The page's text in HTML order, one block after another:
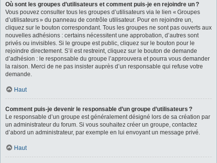
Où sont les groupes d’utilisateurs et comment puis-je en rejoindre un ?
Vous pouvez consulter tous les groupes d’utilisateurs via le lien « Groupes
d’utilisateurs » du panneau de contrôle utilisateur. Pour en rejoindre un,
cliquez sur le bouton correspondant. Tous les groupes ne sont pas ouverts aux
nouvelles adhésions : certains nécessitent une approbation, d’autres sont
privés ou invisibles. Si le groupe est public, cliquez sur le bouton pour le
rejoindre directement. S’il est restreint, cliquez sur le bouton de demande
d’adhésion : le responsable du groupe l’approuvera et pourra vous demander
la raison. Merci de ne pas insister auprès d’un responsable qui refuse votre
demande.
Haut
Comment puis-je devenir le responsable d’un groupe d’utilisateurs ?
Le responsable d’un groupe est généralement désigné lors de sa création par
un administrateur du forum. Si vous souhaitez créer un groupe, contactez
d’abord un administrateur, par exemple en lui envoyant un message privé.
Haut